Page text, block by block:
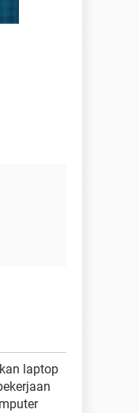
laptop